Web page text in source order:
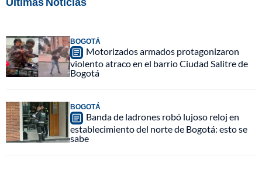
BOGOTÁ
Motorizados armados protagonizaron
violento atraco en el barrio Ciudad Salitre de
Bogotá
BOGOTÁ
Banda de ladrones robó lujoso reloj en
establecimiento del norte de Bogotá: esto se
sabe